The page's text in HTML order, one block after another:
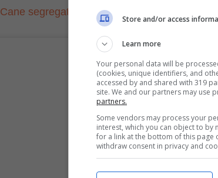
Cane segregato in uno spazio ristretto: ora è
Store and/or access
Learn more
Your personal data will be
(cookies, unique identifiers, and
accessed by and shared with 319
site. We and our partners may use
partners.
Some vendors may process your
interest, which you can object to
for a link at the bottom of this page
withdraw consent in privacy and